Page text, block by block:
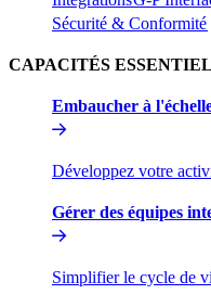
Sécurité & Conformité​​
CAPACITÉS
Embaucher à
Développez votre
Gérer des équipes
Simplifier le cycle de